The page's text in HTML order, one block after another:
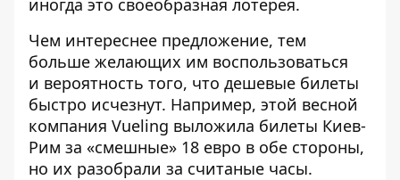
иногда это своеобразная лотерея.
Чем интереснее предложение, тем
больше желающих им воспользоваться
и вероятность того, что дешевые билеты
быстро исчезнут. Например, этой весной
компания Vueling выложила билеты Киев-
Рим за «смешные» 18 евро в обе стороны,
но их разобрали за считаные часы.